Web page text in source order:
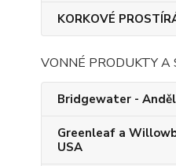
KORKOVÉ
VONNÉ PRODUKTY A
Bridgewater -
Greenleaf a
USA